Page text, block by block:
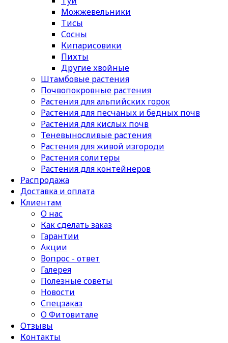
Можжевельники
Тисы
Сосны
Кипарисовики
Пихты
Другие хвойные
Штамбовые растения
Почвопокровные растения
Растения для альпийских горок
Растения для песчаных и бедных почв
Растения для кислых почв
Теневыносливые растения
Растения для живой изгороди
Растения солитеры
Растения для контейнеров
Распродажа
Доставка и оплата
Клиентам
О нас
Как сделать заказ
Гарантии
Акции
Вопрос - ответ
Галерея
Полезные советы
Новости
Спецзаказ
О Фитовитале
Отзывы
Контакты